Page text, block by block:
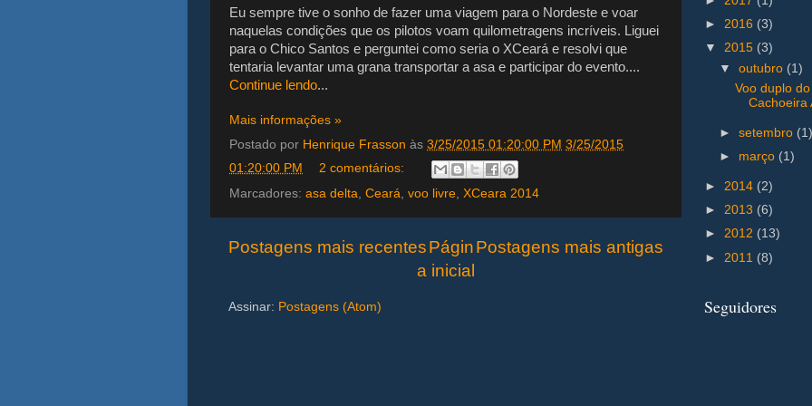
Eu sempre tive o sonho de fazer uma viagem para o Nordeste e voar
naquelas condições que os pilotos voam quilometragens incríveis. Liguei
para o Chico Santos e perguntei como seria o XCeará e resolvi que
tentaria levantar uma grana transportar a asa e participar do evento....
Continue lendo...
Mais informações »
Postado por Henrique Frasson às 3/25/2015 01:20:00 PM 3/25/2015
01:20:00 PM
2 comentários:
Marcadores: asa delta Ceará voo livre XCeara 2014
Postagens mais recentes Postagens mais antigas
Págin
a inicial
Assinar: Postagens (Atom)
► 2016 (3)
▼ 2015 (3)
▼outubro (1)
Voo duplo
Cachoeira
►setembro (1)
► março (1)
► 2014 (2)
► 2013 (6)
► 2012 (13)
► 2011 (8)
Seguidores